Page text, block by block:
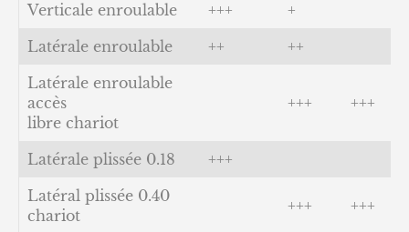
Verticale enroulable
+++
+
Latérale enroulable
++
++
Latérale enroulable
accès
libre chariot
+++ +++
Latérale plissée 0.18
+++
Latéral plissée 0.40
chariot
+++ +++